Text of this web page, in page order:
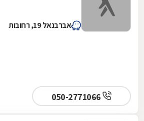
אברבנאל 19, רחובות